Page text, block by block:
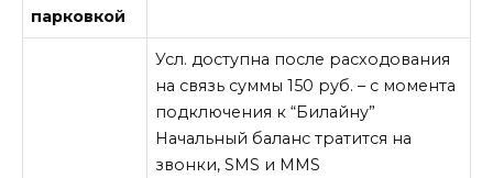
парковкой
Усл. доступна после расходования
на связь суммы 150 руб. – с момента
подключения к “Билайну”
Начальный баланс тратится на
звонки, SMS и MMS